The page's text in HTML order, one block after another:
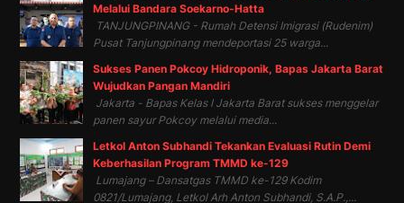
Melalui Bandara Soekarno-Hatta
TANJUNGPINANG - Rumah Detensi Imigrasi (Rudenim)
Pusat Tanjungpinang mendeportasi 25 warga...
Sukses Panen Pokcoy Hidroponik, Bapas Jakarta Barat
Wujudkan Pangan Mandiri
Jakarta - Bapas Kelas I Jakarta Barat sukses menggelar
panen sayur Pokcoy melalui media...
Letkol Anton Subhandi Tekankan Evaluasi Rutin Demi
Keberhasilan Program TMMD ke-129
Lumajang – Dansatgas TMMD ke-129 Kodim
0821/Lumajang, Letkol Arh Anton Subhandi, S.A.P.,...